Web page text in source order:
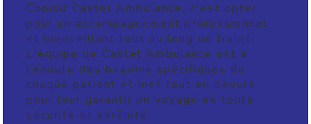
Choisir Castel Ambulance, c'est opter
pour un accompagnement professionnel
et bienveillant tout au long du trajet.
L'équipe de Castel Ambulance est à
l'écoute des besoins spécifiques de
chaque patient et met tout en oeuvre
pour leur garantir un voyage en toute
sécurité et sérénité.